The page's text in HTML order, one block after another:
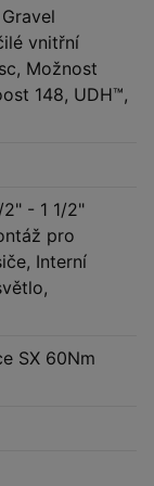
vnitřní
Možnost
148, UDH™,
2" - 1 1/2"
pro
Interní
SX 60Nm